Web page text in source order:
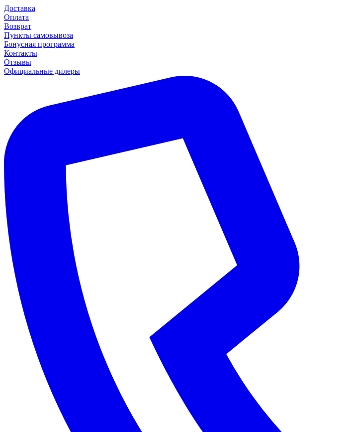
Доставка
Оплата
Возврат
Пункты самовывоза
Бонусная программа
Контакты
Отзывы
Официальные дилеры